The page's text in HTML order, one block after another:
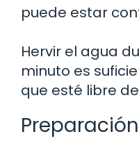
puede estar
Hervir el agua
minuto es
que esté libre